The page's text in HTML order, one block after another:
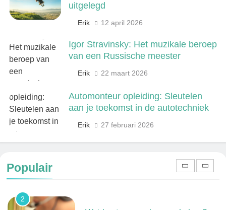
uitgelegd
Erik 12 april 2026
Igor Stravinsky: Het muzikale beroep
van een Russische meester
Erik 22 maart 2026
Automonteur opleiding: Sleutelen
aan je toekomst in de autotechniek
Erik 27 februari 2026
Populair
Kwantitatief of kwalitatief
onderzoek: wat is het verschil?
operator? Salaris, factoren en
doorgroeimogelijkheden
TECHNIEK, PRODUCTIE EN BOUW
2